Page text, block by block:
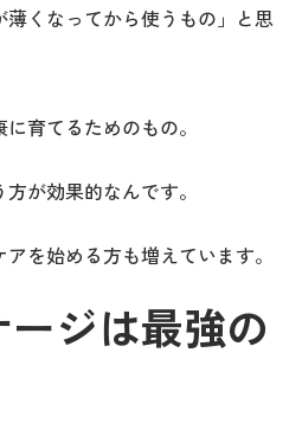
くなってから使うもの」と思
育てるためのもの。
が効果的なんです。
を始める方も増えています。
ジは最強の